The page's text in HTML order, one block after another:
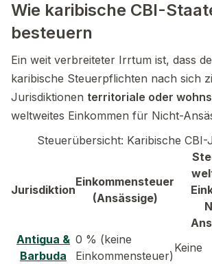
Wie karibische CBI-
besteuern
Ein weit verbreiteter Irrtum ist, dass
karibische Steuerpflichten nach sich
Jurisdiktionen territoriale oder
weltweites Einkommen für Nicht-
Steuerübersicht: Karibische
Jurisdiktion
Einkommensteuer
(Ansässige)
Antigua &
Barbuda
0 % (keine
Einkommensteuer)
Keine